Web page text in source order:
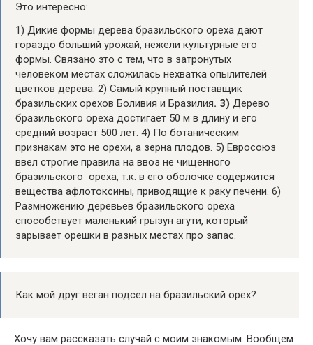
Это интересно:
1) Дикие формы дерева бразильского ореха дают
гораздо больший урожай, нежели культурные его
формы. Связано это с тем, что в затронутых
человеком местах сложилась нехватка опылителей
цветков дерева. 2) Самый крупный поставщик
бразильских орехов Боливия и Бразилия. 3) Дерево
бразильского ореха достигает 50 м в длину и его
средний возраст 500 лет. 4) По ботаническим
признакам это не орехи, а зерна плодов. 5) Евросоюз
ввел строгие правила на ввоз не чищенного
бразильского ореха, т.к. в его оболочке содержится
вещества афлотоксины, приводящие к раку печени. 6)
Размножению деревьев бразильского ореха
способствует маленький грызун агути, который
зарывает орешки в разных местах про запас.
Как мой друг веган подсел на бразильский орех?
Хочу вам рассказать случай с моим знакомым. Вообщем